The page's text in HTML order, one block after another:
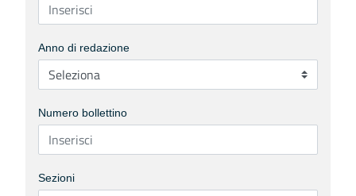
Anno di redazione
Numero bollettino
Sezioni